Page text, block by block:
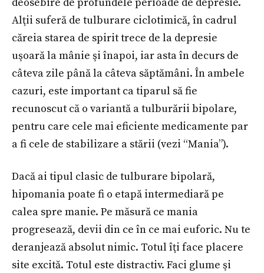
Alţii suferă de tulburare ciclotimică, în cadrul
căreia starea de spirit trece de la depresie
uşoară la mânie şi înapoi, iar asta în decurs de
câteva zile până la câteva săptămâni. În ambele
cazuri, este important ca tiparul să fie
recunoscut că o variantă a tulburării bipolare,
pentru care cele mai eficiente medicamente par
a fi cele de stabilizare a stării (vezi “Mania”).
Dacă ai tipul clasic de tulburare bipolară,
hipomania poate fi o etapă intermediară pe
calea spre manie. Pe măsură ce mania
progresează, devii din ce în ce mai euforic. Nu te
deranjează absolut nimic. Totul îţi face placere
site excită. Totul este distractiv. Faci glume şi